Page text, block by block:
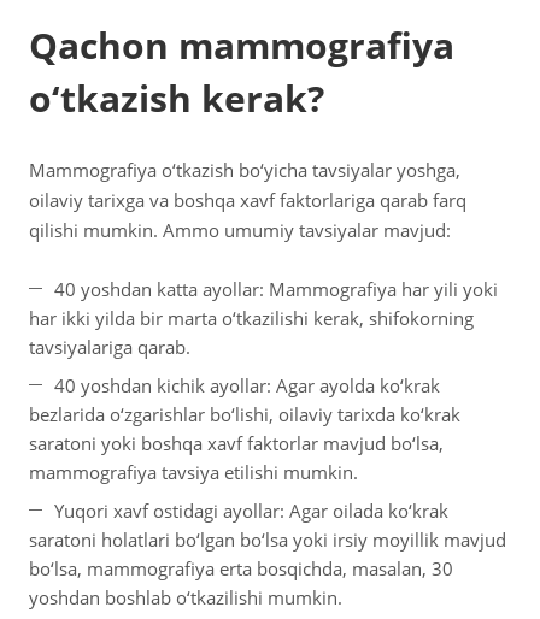
Qachon mammografiya
o‘tkazish kerak?
Mammografiya o‘tkazish bo‘yicha tavsiyalar yoshga,
oilaviy tarixga va boshqa xavf faktorlariga qarab farq
qilishi mumkin. Ammo umumiy tavsiyalar mavjud:
40 yoshdan katta ayollar: Mammografiya har yili yoki
har ikki yilda bir marta o‘tkazilishi kerak, shifokorning
tavsiyalariga qarab.
40 yoshdan kichik ayollar: Agar ayolda ko‘krak
bezlarida o‘zgarishlar bo‘lishi, oilaviy tarixda ko‘krak
saratoni yoki boshqa xavf faktorlar mavjud bo‘lsa,
mammografiya tavsiya etilishi mumkin.
Yuqori xavf ostidagi ayollar: Agar oilada ko‘krak
saratoni holatlari bo‘lgan bo‘lsa yoki irsiy moyillik mavjud
bo‘lsa, mammografiya erta bosqichda, masalan, 30
yoshdan boshlab o‘tkazilishi mumkin.